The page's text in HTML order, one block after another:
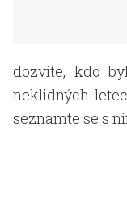
dozvíte, kdo
neklidných
seznamte se s